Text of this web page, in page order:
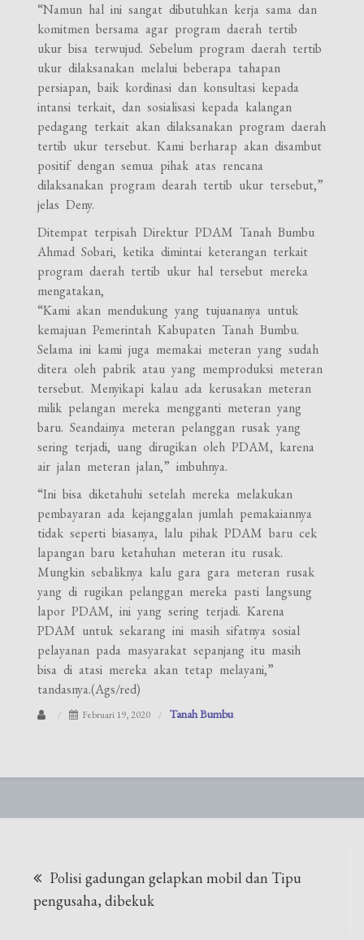
“Namun hal ini sangat dibutuhkan kerja sama dan
komitmen bersama agar program daerah tertib
ukur bisa terwujud. Sebelum program daerah tertib
ukur dilaksanakan melalui beberapa tahapan
persiapan, baik kordinasi dan konsultasi kepada
intansi terkait, dan sosialisasi kepada kalangan
pedagang terkait akan dilaksanakan program daerah
tertib ukur tersebut. Kami berharap akan disambut
positif dengan semua pihak atas rencana
dilaksanakan program dearah tertib ukur tersebut,”
jelas Deny.
Ditempat terpisah Direktur PDAM Tanah Bumbu
Ahmad Sobari, ketika dimintai keterangan terkait
program daerah tertib ukur hal tersebut mereka
mengatakan,
“Kami akan mendukung yang tujuananya untuk
kemajuan Pemerintah Kabupaten Tanah Bumbu.
Selama ini kami juga memakai meteran yang sudah
ditera oleh pabrik atau yang memproduksi meteran
tersebut. Menyikapi kalau ada kerusakan meteran
milik pelangan mereka mengganti meteran yang
baru. Seandainya meteran pelanggan rusak yang
sering terjadi, uang dirugikan oleh PDAM, karena
air jalan meteran jalan,” imbuhnya.
“Ini bisa diketahuhi setelah mereka melakukan
pembayaran ada kejanggalan jumlah pemakaiannya
tidak seperti biasanya, lalu pihak PDAM baru cek
lapangan baru ketahuhan meteran itu rusak.
Mungkin sebaliknya kalu gara gara meteran rusak
yang di rugikan pelanggan mereka pasti langsung
lapor PDAM, ini yang sering terjadi. Karena
PDAM untuk sekarang ini masih sifatnya sosial
pelayanan pada masyarakat sepanjang itu masih
bisa di atasi mereka akan tetap melayani,”
tandasnya.(Ags/red)
Februari 19, 2020 Tanah Bumbu
pos
Polisi gadungan gelapkan mobil dan Tipu
pengusaha, dibekuk